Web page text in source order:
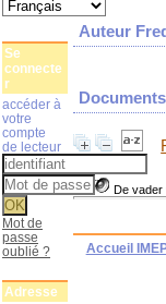
Auteur
De vader
Accueil
Se
connecte
r
accéder à
votre
compte
de lecteur
Mot de
passe
oublié ?
Adresse